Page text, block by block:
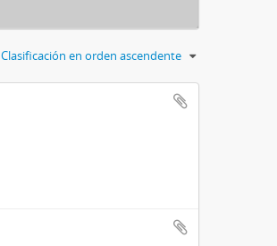
Clasificación en orden ascendente